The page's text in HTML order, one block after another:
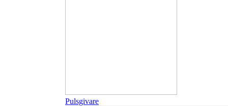
Pulsgivare